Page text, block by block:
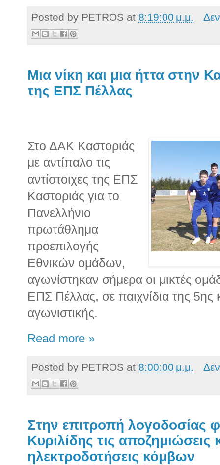
Posted by PETROS at 8:19:00 μ.μ.
Μια νίκη και μια ήττα στην
της ΕΠΣ Πέλλας
Στο ΔΑΚ Καστοριάς
με αντίπαλο τις
αντίστοιχες της ΕΠΣ
Καστοριάς για το
Πανελλήνιο
πρωτάθλημα
προεπιλογής
Εθνικών ομάδων,
αγωνίστηκαν σήμερα οι μικτές
ΕΠΣ Πέλλας, σε παιχνίδια της 5ης
αγωνιστικής.
Read more »
Posted by PETROS at 8:00:00 μ.μ.
Στην επιτροπή λογοδοσίας
Κυριλίδης τις αποζημιώσεις
ηλεκτροδοτήσεις κόμβων